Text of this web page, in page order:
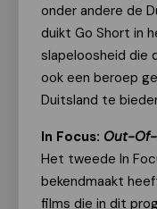
onder andere de
duikt Go Short in
slapeloosheid die
ook een beroep
Duitsland te
In Focus: Out-
Het tweede In
bekendmaakt
films die in dit